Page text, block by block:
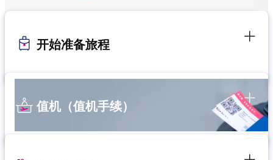
开始准备旅程
值机（值机手续）